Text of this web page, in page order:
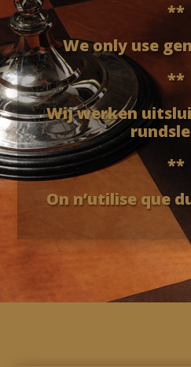
**
We only use
**
Wij werken
**
On n’utilise que